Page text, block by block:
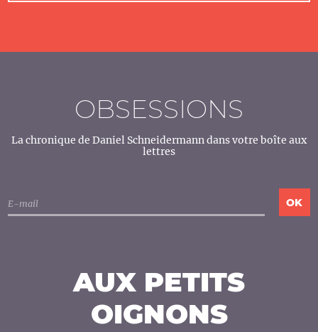
OBSESSIONS
La chronique de Daniel Schneidermann dans votre boîte aux
lettres
AUX PETITS
OIGNONS